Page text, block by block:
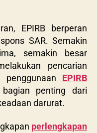
EPIRB berperan
SAR. Semakin
semakin besar
pencarian
EPIRB
penting dari
darurat.
perlengkapan